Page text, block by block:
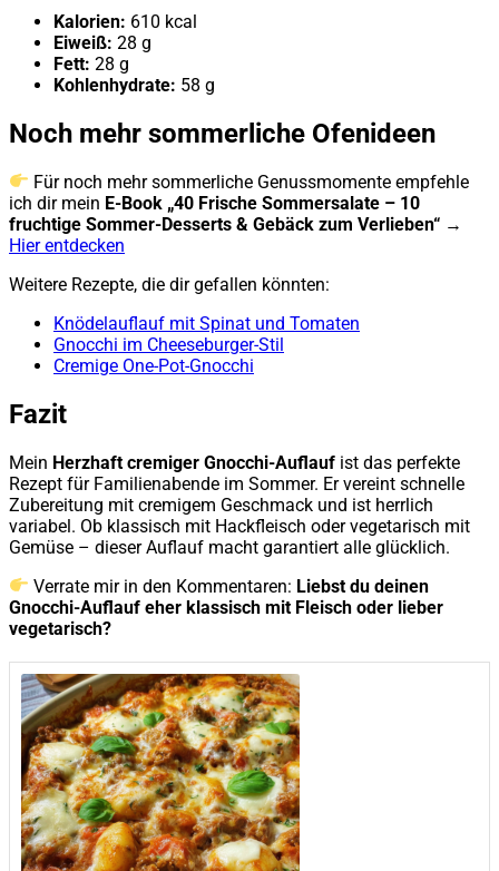
Kalorien: 610 kcal
Eiweiß: 28 g
Fett: 28 g
Kohlenhydrate: 58 g
Noch mehr sommerliche Ofenideen
Für noch mehr sommerliche Genussmomente empfehle
ich dir mein E-Book „40 Frische Sommersalate – 10
fruchtige Sommer-Desserts & Gebäck zum Verlieben“ →
Hier entdecken
Weitere Rezepte, die dir gefallen könnten:
Knödelauflauf mit Spinat und Tomaten
Gnocchi im Cheeseburger-Stil
Cremige One-Pot-Gnocchi
Fazit
Mein Herzhaft cremiger Gnocchi-Auflauf ist das perfekte
Rezept für Familienabende im Sommer. Er vereint schnelle
Zubereitung mit cremigem Geschmack und ist herrlich
variabel. Ob klassisch mit Hackfleisch oder vegetarisch mit
Gemüse – dieser Auflauf macht garantiert alle glücklich.
Verrate mir in den Kommentaren: Liebst du deinen
Gnocchi-Auflauf eher klassisch mit Fleisch oder lieber
vegetarisch?